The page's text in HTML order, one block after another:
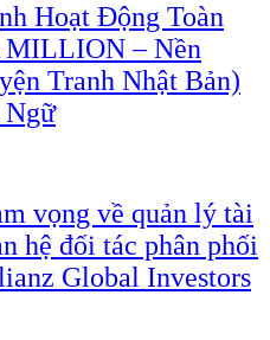
Hoạt Động Toàn
– Nền
Tranh Nhật Bản)
Ngữ
vọng về quản lý tài
hệ đối tác phân phối
Global Investors